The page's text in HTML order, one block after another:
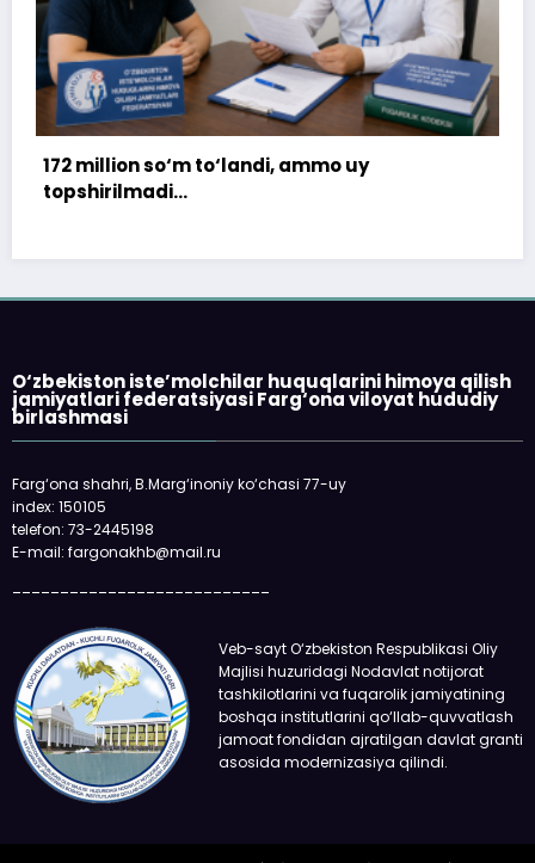
ammo uy
O‘zbekiston iste’molchilar huquqlarini himoya qilish
jamiyatlari federatsiyasi Farg‘ona viloyat hududiy
birlashmasi